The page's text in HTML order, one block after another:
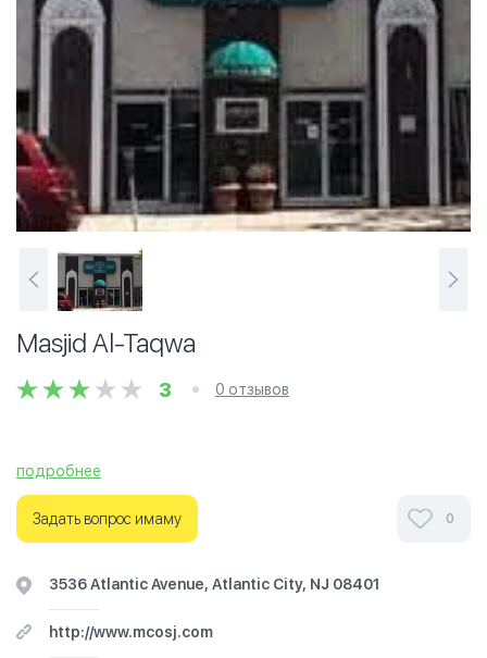
Masjid Al-Taqwa
3 0 отзывов
подробнее
Задать вопрос имаму 0
3536 Atlantic Avenue, Atlantic City, NJ 08401
http://www.mcosj.com